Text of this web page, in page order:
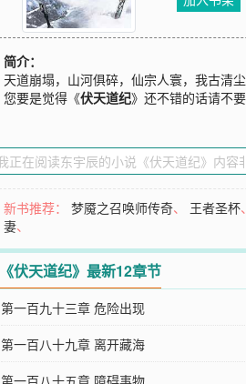
简介：
天道崩塌，山河俱碎，仙宗人寰，我古清
您要是觉得《伏天道纪》还不错的话请不
新书推荐：梦魇之召唤师传奇、 王者圣杯
妻、
《伏天道纪》最新12章节
第一百九十三章 危险出现
第一百八十九章 离开藏海
第一百八十五章 障碍事物